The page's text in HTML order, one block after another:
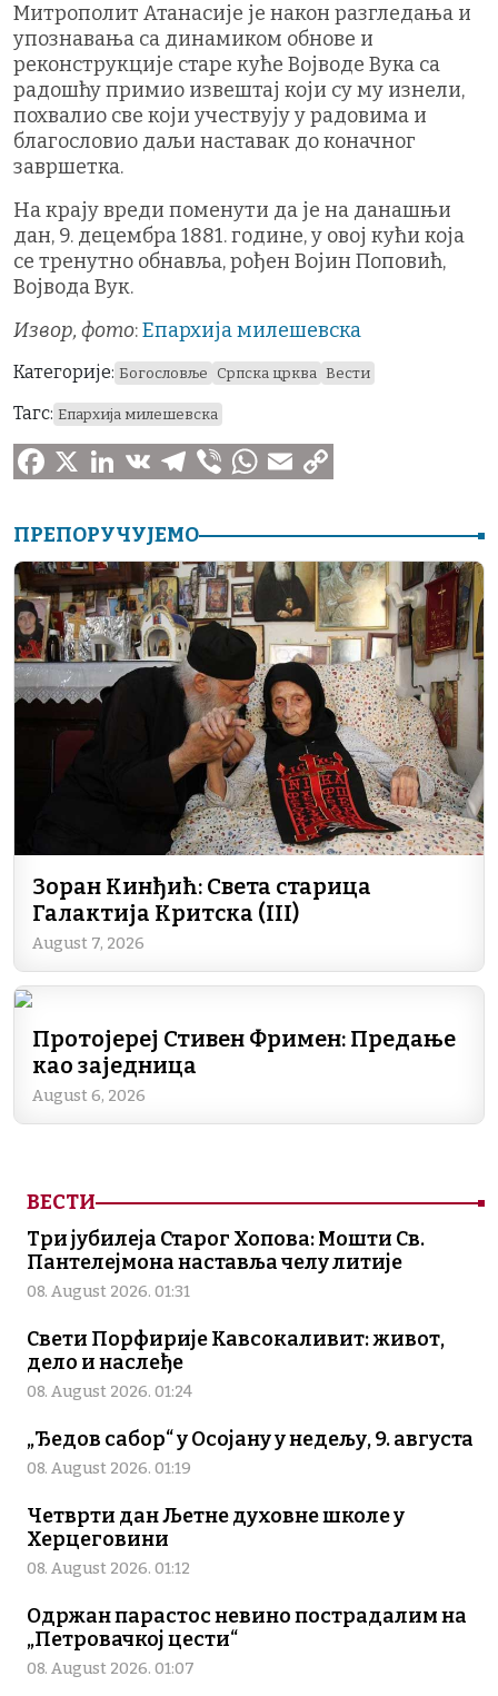
Митрополит Атанасије је након разгледања и
упознавања са динамиком обнове и
реконструкције старе куће Војводе Вука са
радошћу примио извештај који су му изнели,
похвалио све који учествују у радовима и
благословио даљи наставак до коначног
завршетка.
На крају вреди поменути да је на данашњи
дан, 9. децембра 1881. године, у овој кући која
се тренутно обнавља, рођен Војин Поповић,
Војвода Вук.
Извор, фото:Епархија милешевска
Категорије: Богословље Српска црква Вести
Тагс: Епархија милешевска
a
c
e
b
o
i
n
k
e
I
n
K
e
l
e
g
r
m
i
b
e
r
h
a
t
A
p
p
m
a
l
o
p
y
L
n
k
ПРЕПОРУЧУЈЕМО
Зоран Кинђић: Света старица
Галактија Критска (III)
August 7, 2026
Протојереј Стивен Фримен: Предање
као заједница
August 6, 2026
ВЕСТИ
Три јубилеја Старог Хопова: Мошти Св.
Пантелејмона наставља челу литије
08. August 2026. 01:31
Свети Порфирије Кавсокаливит: живот,
дело и наслеђе
08. August 2026. 01:24
„Ђедов сабор“ у Осојану у недељу, 9. августа
08. August 2026. 01:19
Четврти дан Љетне духовне школе у
Херцеговини
08. August 2026. 01:12
Одржан парастос невино пострадалим на
„Петровачкој цести“
08. August 2026. 01:07